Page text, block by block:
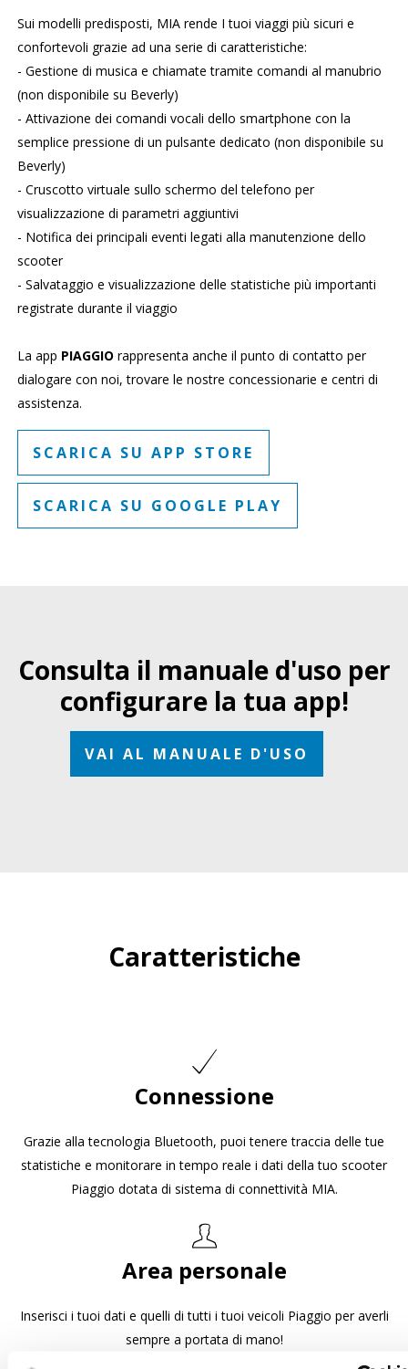
Sui modelli predisposti, MIA rende I tuoi viaggi più sicuri e
confortevoli grazie ad una serie di caratteristiche:
- Gestione di musica e chiamate tramite comandi al manubrio
(non disponibile su Beverly)
- Attivazione dei comandi vocali dello smartphone con la
semplice pressione di un pulsante dedicato (non disponibile su
Beverly)
- Cruscotto virtuale sullo schermo del telefono per
visualizzazione di parametri aggiuntivi
- Notifica dei principali eventi legati alla manutenzione dello
scooter
- Salvataggio e visualizzazione delle statistiche più importanti
registrate durante il viaggio
La app PIAGGIO rappresenta anche il punto di contatto per
dialogare con noi, trovare le nostre concessionarie e centri di
assistenza.
SCARICA SU APP STORE
SCARICA SU GOOGLE PLAY
Consulta il manuale d'uso per
configurare la tua app!
VAI AL MANUALE D'USO
Caratteristiche
Connessione
Grazie alla tecnologia Bluetooth, puoi tenere traccia delle tue
statistiche e monitorare in tempo reale i dati della tuo scooter
Piaggio dotata di sistema di connettività MIA.
Area personale
Inserisci i tuoi dati e quelli di tutti i tuoi veicoli Piaggio per averli
sempre a portata di mano!